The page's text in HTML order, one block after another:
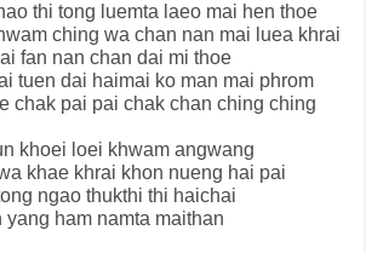
thi tong luemta laeo mai hen thoe
ching wa chan nan mai luea khrai
fan nan chan dai mi thoe
tuen dai haimai ko man mai phrom
chak pai pai chak chan ching ching
khoei loei khwam angwang
khae khrai khon nueng hai pai
ngao thukthi thi haichai
yang ham namta maithan